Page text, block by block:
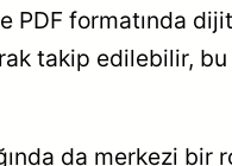
formatında
takip edilebilir,
da merkezi bir